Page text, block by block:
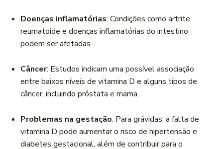
Doenças inflamatórias: Condições como artrite
reumatoide e doenças inflamatórias do intestino
podem ser afetadas.
Câncer: Estudos indicam uma possível associação
entre baixos níveis de vitamina D e alguns tipos de
câncer, incluindo próstata e mama.
Problemas na gestação: Para grávidas, a falta de
vitamina D pode aumentar o risco de hipertensão e
diabetes gestacional, além de contribuir para o